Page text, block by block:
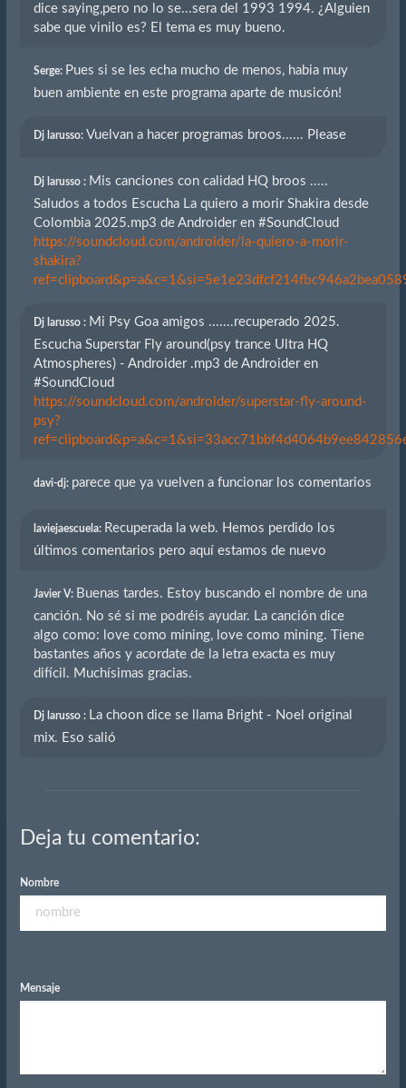
dice saying,pero no lo se...sera del 1993 1994. ¿Alguien
sabe que vinilo es? El tema es muy bueno.
Serge: Pues si se les echa mucho de menos, habia muy
buen ambiente en este programa aparte de musicón!
Dj larusso: Vuelvan a hacer programas broos...... Please
Dj larusso : Mis canciones con calidad HQ broos .....
Saludos a todos Escucha La quiero a morir Shakira desde
Colombia 2025.mp3 de Androider en #SoundCloud
https://soundcloud.com/androider/la-quiero-a-morir-
shakira?
Dj larusso : Mi Psy Goa amigos .......recuperado 2025.
Escucha Superstar Fly around(psy trance Ultra HQ
Atmospheres) - Androider .mp3 de Androider en
#SoundCloud
https://soundcloud.com/androider/superstar-fly-around-
psy?
davi-dj: parece que ya vuelven a funcionar los comentarios
laviejaescuela: Recuperada la web. Hemos perdido los
últimos comentarios pero aquí estamos de nuevo
Javier V: Buenas tardes. Estoy buscando el nombre de una
canción. No sé si me podréis ayudar. La canción dice
algo como: love como mining, love como mining. Tiene
bastantes años y acordate de la letra exacta es muy
difícil. Muchísimas gracias.
Dj larusso : La choon dice se llama Bright - Noel original
mix. Eso salió
Deja tu comentario:
Nombre
Mensaje